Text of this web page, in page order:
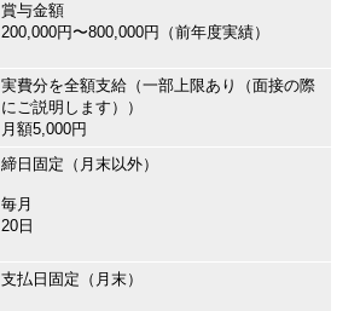
賞与金額
200,000円〜800,000円（前年度実績）
実費分を全額支給（一部上限あり（面接の際
にご説明します））
月額5,000円
締日固定（月末以外）
毎月
20日
支払日固定（月末）